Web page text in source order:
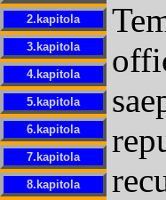
2.kapitola
3.kapitola
4.kapitola
5.kapitola
6.kapitola
7.kapitola
8.kapitola